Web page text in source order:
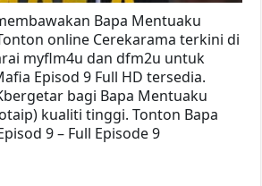
Bapa Mentuaku
online Cerekarama terkini di
myflm4u dan dfm2u untuk
Episod 9 Full HD tersedia.
bagi Bapa Mentuaku
kualiti tinggi. Tonton Bapa
9 – Full Episode 9